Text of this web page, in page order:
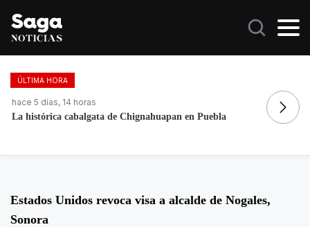
ÚLTIMA HORA
hace 5 días, 14 horas
La histórica cabalgata de Chignahuapan en Puebla
Estados Unidos revoca visa a alcalde de Nogales,
Sonora